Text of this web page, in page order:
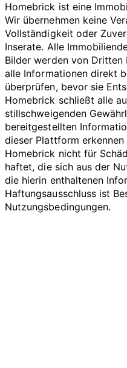
Homebrick ist eine
Wir übernehmen keine
Vollständigkeit oder
Inserate. Alle
Bilder werden von
alle Informationen direkt
überprüfen, bevor sie
Homebrick schließt alle
stillschweigenden
bereitgestellten
dieser Plattform
Homebrick nicht für
haftet, die sich aus der
die hierin enthaltenen
Haftungsausschluss ist
Nutzungsbedingungen.